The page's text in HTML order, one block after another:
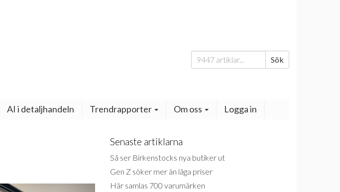
Sök
efter:
Sök
AI i detaljhandeln Trendrapporter Om oss Logga in
Senaste artiklarna
Så ser Birkenstocks nya butiker ut
Gen Z söker mer än låga priser
Här samlas 700 varumärken